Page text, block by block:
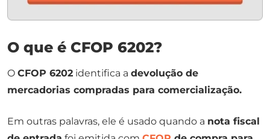
O que é CFOP 6202?
O CFOP 6202 identifica a devolução de
mercadorias compradas para comercialização.
Em outras palavras, ele é usado quando a nota fiscal